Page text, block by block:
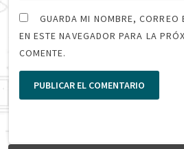
GUARDA MI NOMBRE, CORREO
EN ESTE NAVEGADOR PARA LA
COMENTE.